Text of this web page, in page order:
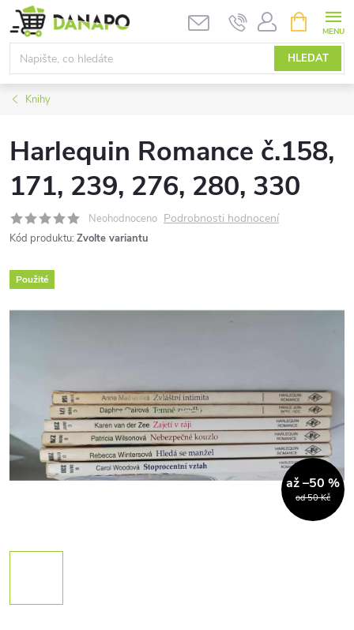
Přejít
na
obsah
HLEDAT
NÁKUPNÍ
KOŠÍK
Knihy
Harlequin Romance č.158,
171, 239, 276, 280, 330
Neohodnoceno Podrobnosti hodnocení
Kód produktu: Zvolte variantu
Použité
od 50 Kč
až –50 %